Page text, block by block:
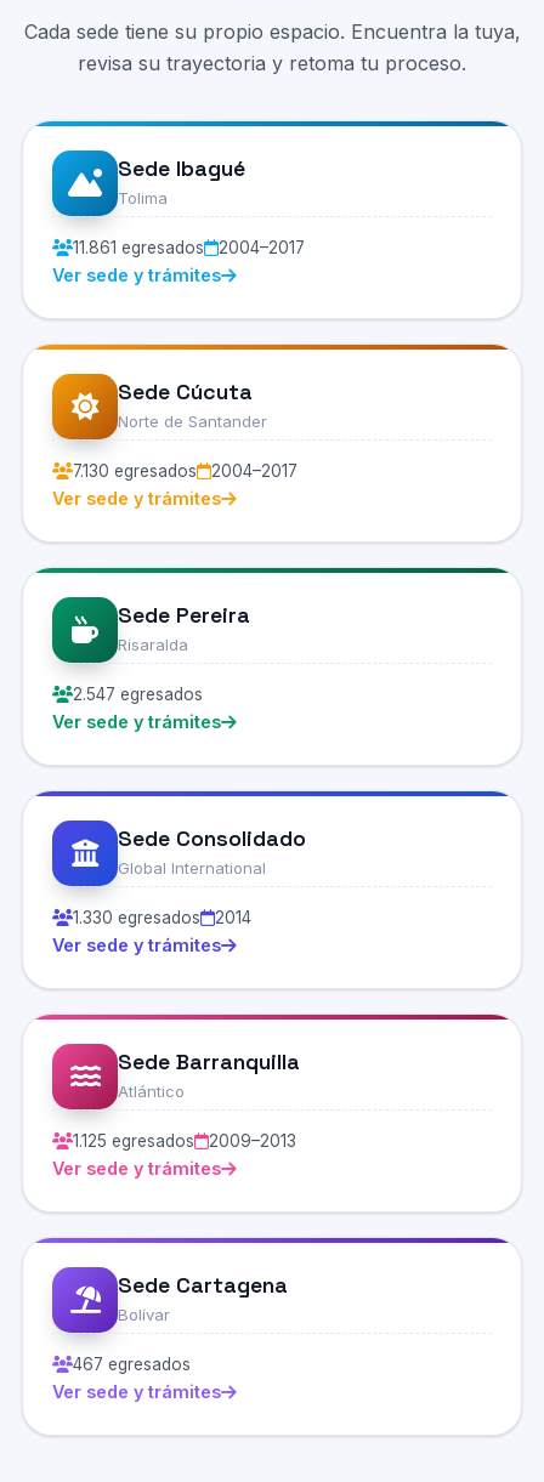
Cada sede tiene su propio espacio. Encuentra la tuya,
revisa su trayectoria y retoma tu proceso.
Sede Ibagué
Tolima
11.861 egresados 2004–2017
Ver sede y trámites
Sede Cúcuta
Norte de Santander
7.130 egresados 2004–2017
Ver sede y trámites
Sede Pereira
Risaralda
2.547 egresados
Ver sede y trámites
Sede Consolidado
Global International
1.330 egresados 2014
Ver sede y trámites
Sede Barranquilla
Atlántico
1.125 egresados 2009–2013
Ver sede y trámites
Sede Cartagena
Bolívar
467 egresados
Ver sede y trámites